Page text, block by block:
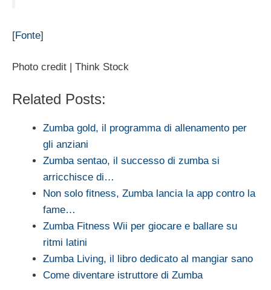
[Fonte]
Photo credit | Think Stock
Related Posts:
Zumba gold, il programma di allenamento per
gli anziani
Zumba sentao, il successo di zumba si
arricchisce di…
Non solo fitness, Zumba lancia la app contro la
fame…
Zumba Fitness Wii per giocare e ballare su
ritmi latini
Zumba Living, il libro dedicato al mangiar sano
Come diventare istruttore di Zumba